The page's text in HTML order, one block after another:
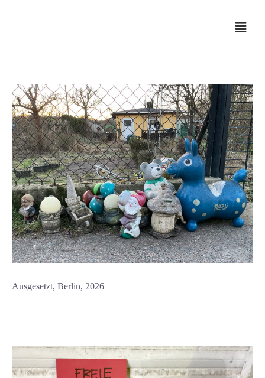
Ausgesetzt, Berlin, 2026